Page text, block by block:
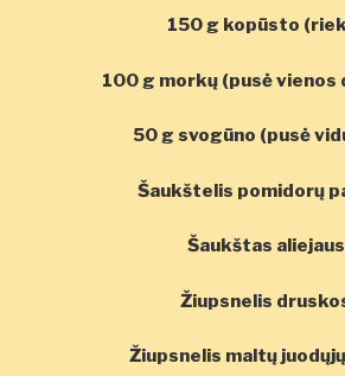
150 g kopūsto
100 g morkų (pusė vienos
50 g svogūno (pusė
Šaukštelis pomidorų
Šaukštas aliejaus
Žiupsnelis
Žiupsnelis maltų